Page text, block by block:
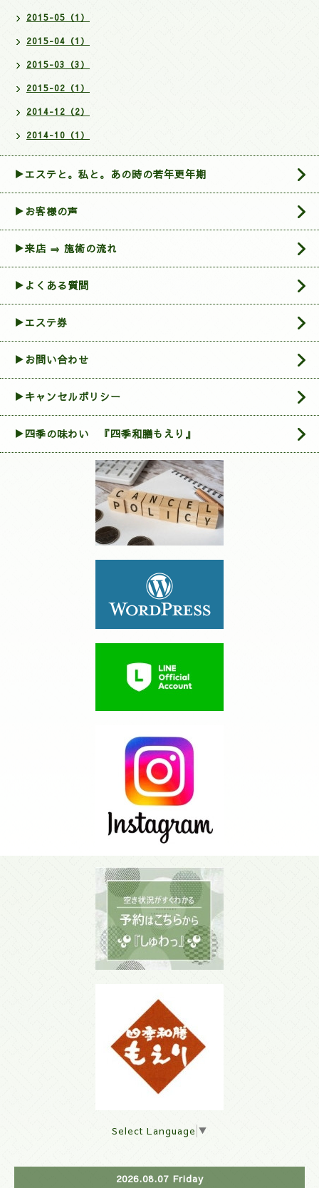
2015-05（1）
2015-04（1）
2015-03（3）
2015-02（1）
2014-12（2）
2014-10（1）
▶エステと。私と。あの時の若年更年期
▶お客様の声
▶来店 ⇒ 施術の流れ
▶よくある質問
▶エステ券
▶お問い合わせ
▶︎キャンセルポリシー
▶四季の味わい 『四季和膳もえり』
Select Language ▼
2026.08.07 Friday